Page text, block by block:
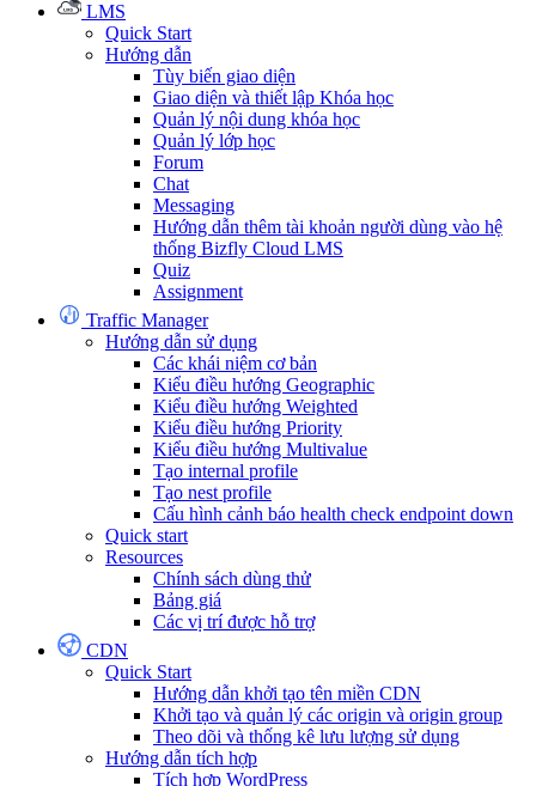
LMS
Quick Start
Hướng dẫn
Tùy biến giao diện
Giao diện và thiết lập Khóa học
Quản lý nội dung khóa học
Quản lý lớp học
Forum
Chat
Messaging
Hướng dẫn thêm tài khoản người dùng vào hệ
thống Bizfly Cloud LMS
Quiz
Assignment
Traffic Manager
Hướng dẫn sử dụng
Các khái niệm cơ bản
Kiểu điều hướng Geographic
Kiểu điều hướng Weighted
Kiểu điều hướng Priority
Kiểu điều hướng Multivalue
Tạo internal profile
Tạo nest profile
Cấu hình cảnh báo health check endpoint down
Quick start
Resources
Chính sách dùng thử
Bảng giá
Các vị trí được hỗ trợ
CDN
Quick Start
Hướng dẫn khởi tạo tên miền CDN
Khởi tạo và quản lý các origin và origin group
Theo dõi và thống kê lưu lượng sử dụng
Hướng dẫn tích hợp
Tích hợp WordPress